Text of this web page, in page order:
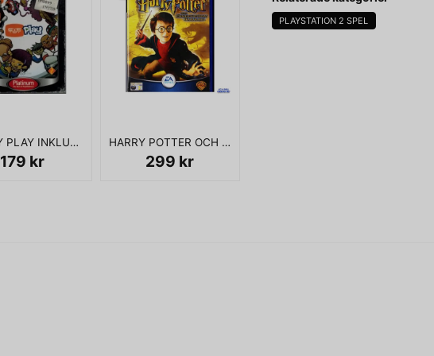
EYETOY PLAY INKLUSIVE KAMERA PS2
179 kr
HARRY POTTER OCH HEMLIGHETERNAS KAMMARE PS2
299 kr
PLAYSTATION 2 SPEL